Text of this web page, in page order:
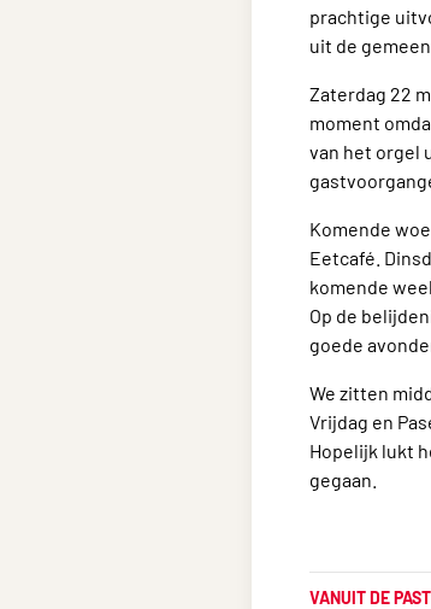
prachtige
uit de
Zaterdag 22
moment
van het orgel
Komende
Eetcafé.
komende
Op de
goede
We zitten
Vrijdag en
Hopelijk lukt
gegaan.
VANUIT DE